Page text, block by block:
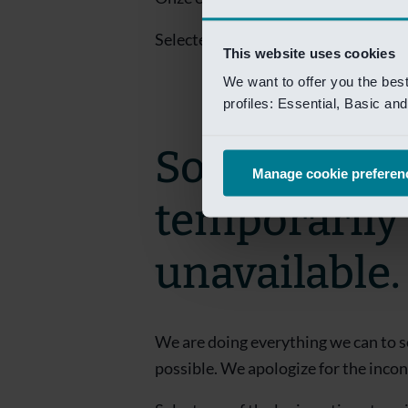
This website uses cookies
We want to offer you the
profiles: Essential, Basic
Manage cookie
Selecteer een van de login opties
Sorry! This
temporarily
unavailable.
We are doing everything we can to
possible. We apologize for the